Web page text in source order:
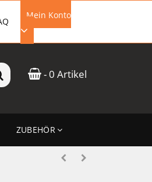
Mein Konto
- 0 Artikel
ZUBEHÖR